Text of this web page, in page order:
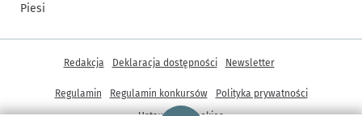
Piesi
Inne informacje
Redakcja Deklaracja dostępności Newsletter
Regulamin Regulamin konkursów
Polityka prywatności